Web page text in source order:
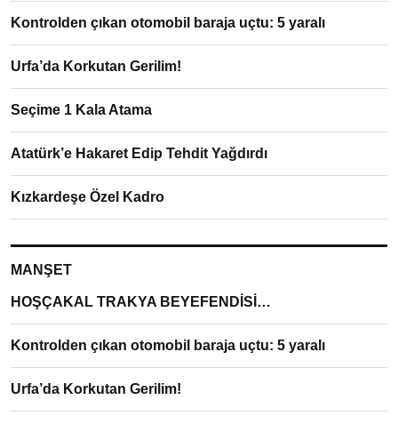
Kontrolden çıkan otomobil baraja uçtu: 5 yaralı
Urfa’da Korkutan Gerilim!
Seçime 1 Kala Atama
Atatürk’e Hakaret Edip Tehdit Yağdırdı
Kızkardeşe Özel Kadro
MANŞET
HOŞÇAKAL TRAKYA BEYEFENDİSİ…
Kontrolden çıkan otomobil baraja uçtu: 5 yaralı
Urfa’da Korkutan Gerilim!